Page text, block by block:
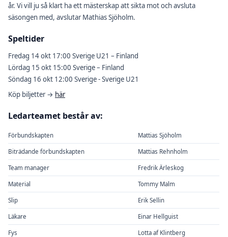
år. Vi vill ju så klart ha ett mästerskap att sikta mot och avsluta
säsongen med, avslutar Mathias Sjöholm.
Speltider
Fredag 14 okt 17:00 Sverige U21 – Finland
Lördag 15 okt 15:00 Sverige – Finland
Söndag 16 okt 12:00 Sverige - Sverige U21
Köp biljetter → här
Ledarteamet består av:
Förbundskapten Mattias Sjöholm
Biträdande förbundskapten Mattias Rehnholm
Team manager Fredrik Ärleskog
Material Tommy Malm
Slip Erik Sellin
Läkare Einar Hellguist
Fys Lotta af Klintberg